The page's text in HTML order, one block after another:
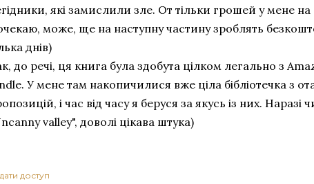
які замислили зле. От тільки грошей у мене
може, ще на наступну частину зроблять
днів)
до речі, ця книга була здобута цілком легально з
У мене там накопичилися вже ціла бібліотечка з
і час від часу я беруся за якусь із них.
valley", доволі цікава штука)
доступ